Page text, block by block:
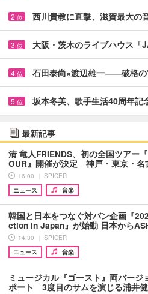
2 位 西川貴教に直撃、滋賀最大
3 位 大阪・茨木のライブハウス
4 位 石田泰尚×渡辺雄一――破格
5 位 坂本冬美、歌手生活40周年
最新記事
清 竜人FRIENDS、初の全国ツアー
OUR』開催が決定 神戸・東京・
16:00 ｜ SPICER
ニュース
音楽
韓国と日本をつなぐ対バン企画『
ction in Japan』が始動 日本から
14:30 ｜ SPICER
ニュース
音楽
ミュージカル『ゴースト』両バージ
ポート 3度目のサムを演じる浦井